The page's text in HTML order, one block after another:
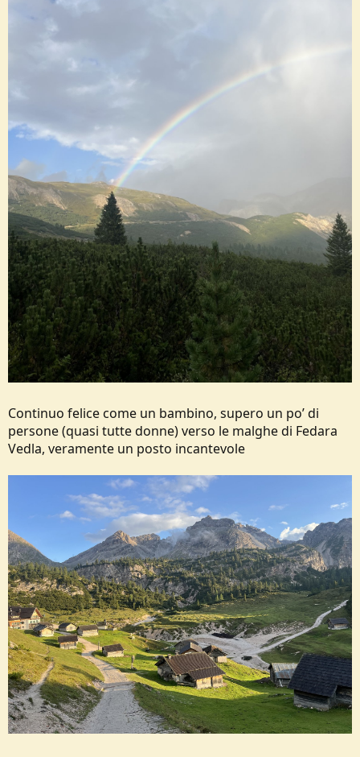
Continuo felice come un bambino, supero un po’ di
persone (quasi tutte donne) verso le malghe di Fedara
Vedla, veramente un posto incantevole